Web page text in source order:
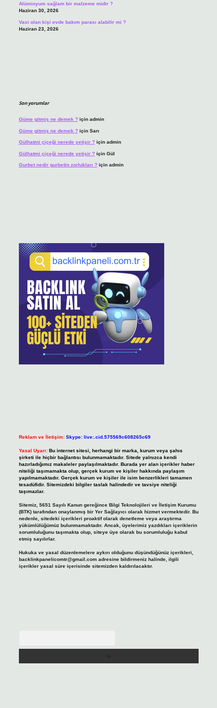
Alüminyum sağlam bir malzeme midir ?
Haziran 30, 2026
Vasi olan kişi evde bakım parası alabilir mi ?
Haziran 23, 2026
Son yorumlar
Güme gitmiş ne demek ?için admin
Güme gitmiş ne demek ?için Sarı
Gülhatmi çiçeği nerede yetişir ?için admin
Gülhatmi çiçeği nerede yetişir ?için Gül
Gurbet nedir gurbetin zorlukları ?için admin
Reklam ve İletişim: Skype: live:.cid.575569c608265c69
Yasal Uyarı: Bu internet sitesi, herhangi bir marka, kurum veya şahıs
şirketi ile hiçbir bağlantısı bulunmamaktadır. Sitede yalnızca kendi
hazırladığımız makaleler paylaşılmaktadır. Burada yer alan içerikler haber
niteliği taşımamakta olup, gerçek kurum ve kişiler hakkında paylaşım
yapılmamaktadır. Gerçek kurum ve kişiler ile isim benzerlikleri tamamen
tesadüfidir. Sitemizdeki bilgiler taslak halindedir ve tavsiye niteliği
taşımazlar.
Sitemiz, 5651 Sayılı Kanun gereğince Bilgi Teknolojileri ve İletişim Kurumu
(BTK) tarafından onaylanmış bir Yer Sağlayıcı olarak hizmet vermektedir. Bu
nedenle, sitedeki içerikleri proaktif olarak denetleme veya araştırma
yükümlülüğümüz bulunmamaktadır. Ancak, üyelerimiz yazdıkları içeriklerin
sorumluluğunu taşımakta olup, siteye üye olarak bu sorumluluğu kabul
etmiş sayılırlar.
Hukuka ve yasal düzenlemelere aykırı olduğunu düşündüğünüz içerikleri,
backlinkpanelicomtr@gmail.comadresine bildirmeniz halinde, ilgili
içerikler yasal süre içerisinde sitemizden kaldırılacaktır.